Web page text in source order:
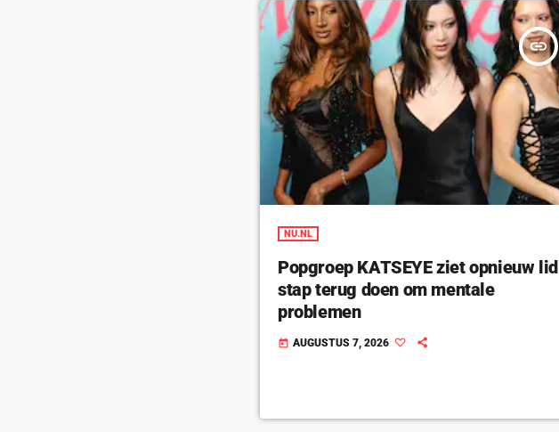
insert_link
NU.NL
Popgroep KATSEYE ziet opnieuw lid
stap terug doen om mentale
problemen
today AUGUSTUS 7, 2026